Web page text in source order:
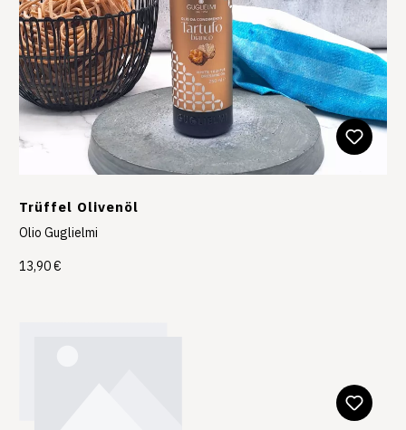
Trüffel Olivenöl
Olio Guglielmi
13,90 €